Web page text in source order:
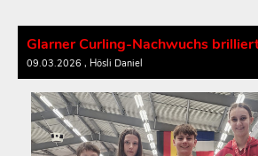
09.03.2026 , Hösli Daniel